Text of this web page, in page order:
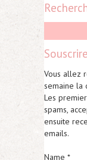
Vous allez
semaine la
Les
spams,
ensuite
emails.
Name *